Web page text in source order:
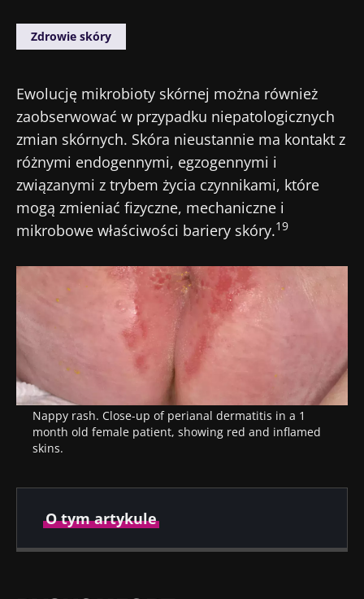
Zdrowie skóry
Ewolucję mikrobioty skórnej można również
zaobserwować w przypadku niepatologicznych
zmian skórnych. Skóra nieustannie ma kontakt z
różnymi endogennymi, egzogennymi i
związanymi z trybem życia czynnikami, które
mogą zmieniać fizyczne, mechaniczne i
mikrobowe właściwości bariery skóry.19
Nappy rash. Close-up of perianal dermatitis in a 1
month old female patient, showing red and inflamed
skins.
O tym artykule